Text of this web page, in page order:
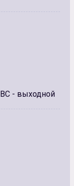
- выходной